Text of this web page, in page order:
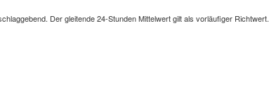
Der gleitende 24-Stunden Mittelwert gilt als vorläufiger Richtwert.